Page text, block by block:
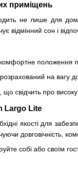
приміщень
не лише для
відмінний сон і
положення
на вагу
свідчить про високу
Largo Lite
якості для
довговічність,
собі або своїм